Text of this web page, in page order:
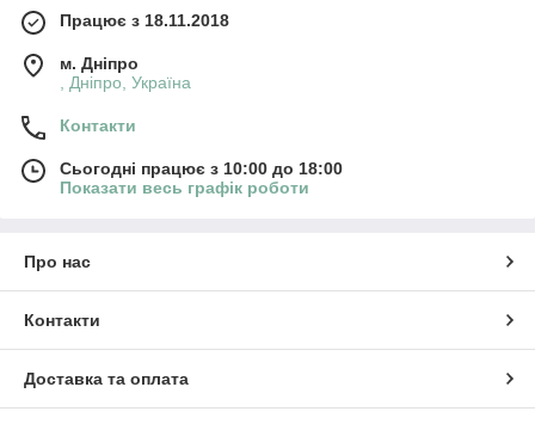
Працює з 18.11.2018
м. Дніпро
, Дніпро, Україна
Контакти
Сьогодні працює з 10:00 до 18:00
Показати весь графік роботи
Про нас
Контакти
Доставка та оплата